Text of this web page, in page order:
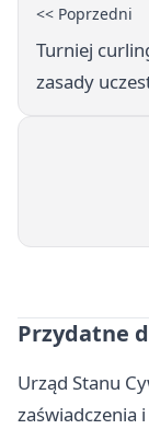
<< Poprzedni
Turniej
zasady
Przydatne
Urząd Stanu
zaświadczenia